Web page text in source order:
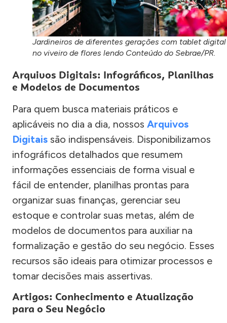
Jardineiros de diferentes gerações com tablet digital
no viveiro de flores lendo Conteúdo do Sebrae/PR.
Arquivos Digitais: Infográficos, Planilhas
e Modelos de Documentos
Para quem busca materiais práticos e
aplicáveis no dia a dia, nossos Arquivos
Digitais são indispensáveis. Disponibilizamos
infográficos detalhados que resumem
informações essenciais de forma visual e
fácil de entender, planilhas prontas para
organizar suas finanças, gerenciar seu
estoque e controlar suas metas, além de
modelos de documentos para auxiliar na
formalização e gestão do seu negócio. Esses
recursos são ideais para otimizar processos e
tomar decisões mais assertivas.
Artigos: Conhecimento e Atualização
para o Seu Negócio